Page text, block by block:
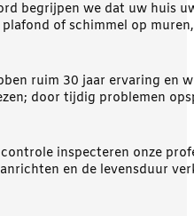
begrijpen we dat uw huis
of schimmel op
ruim 30 jaar ervaring en
door tijdig problemen
inspecteren onze
en de levensduur